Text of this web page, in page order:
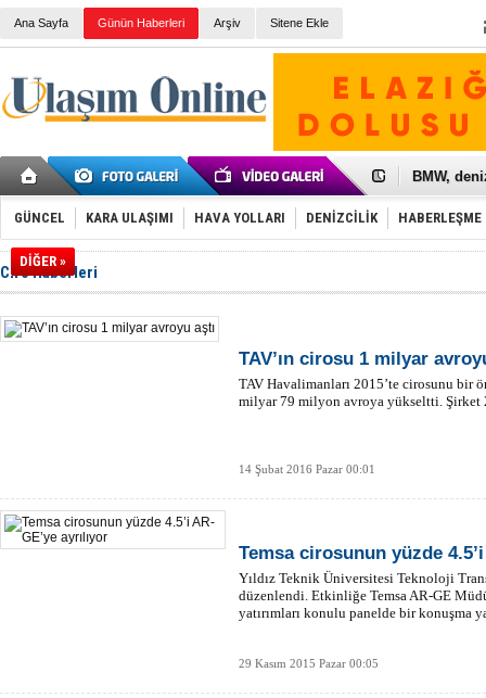
Ana Sayfa Günün Haberleri Arşiv Sitene Ekle
Galataport
BMW,
VW'de üst
Ünye
HAVAŞ 21
İran'a ait
'Jet uçak'
GÜNCEL KARA ULAŞIMI HAVA YOLLARI DENİZCİLİK HABERLEŞME
DİĞER »
Ciro Haberleri
TAV’ın cirosu 1 milyar
TAV Havalimanları 2015’te cirosunu bir
milyar 79 milyon avroya yükseltti. Şirket
14 Şubat 2016 Pazar 00:01
Temsa cirosunun yüzde 4.5’i
Yıldız Teknik Üniversitesi Teknoloji
düzenlendi. Etkinliğe Temsa AR-GE
yatırımları konulu panelde bir konuşma
29 Kasım 2015 Pazar 00:05